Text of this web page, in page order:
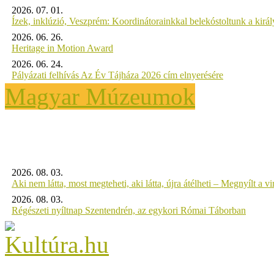
2026. 07. 01.
Ízek, inklúzió, Veszprém: Koordinátorainkkal belekóstoltunk a
2026. 06. 26.
Heritage in Motion Award
2026. 06. 24.
Pályázati felhívás Az Év Tájháza 2026 cím elnyerésére
Magyar Múzeumok
2026. 08. 03.
Aki nem látta, most megteheti, aki látta, újra átélheti – Megnyílt a
2026. 08. 03.
Régészeti nyíltnap Szentendrén, az egykori Római Táborban